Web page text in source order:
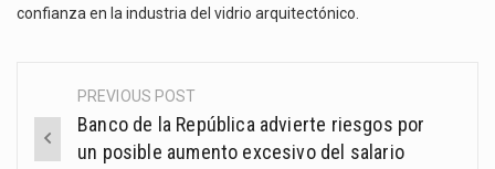
confianza en la industria del vidrio arquitectónico.
Post
navigation
PREVIOUS POST
Banco de la República advierte riesgos por
un posible aumento excesivo del salario